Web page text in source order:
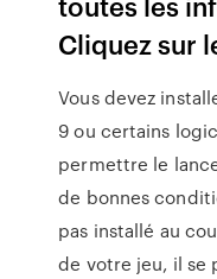
Cliquez sur
Vous devez
9 ou certains
permettre le
de bonnes
pas installé au
de votre jeu, il se